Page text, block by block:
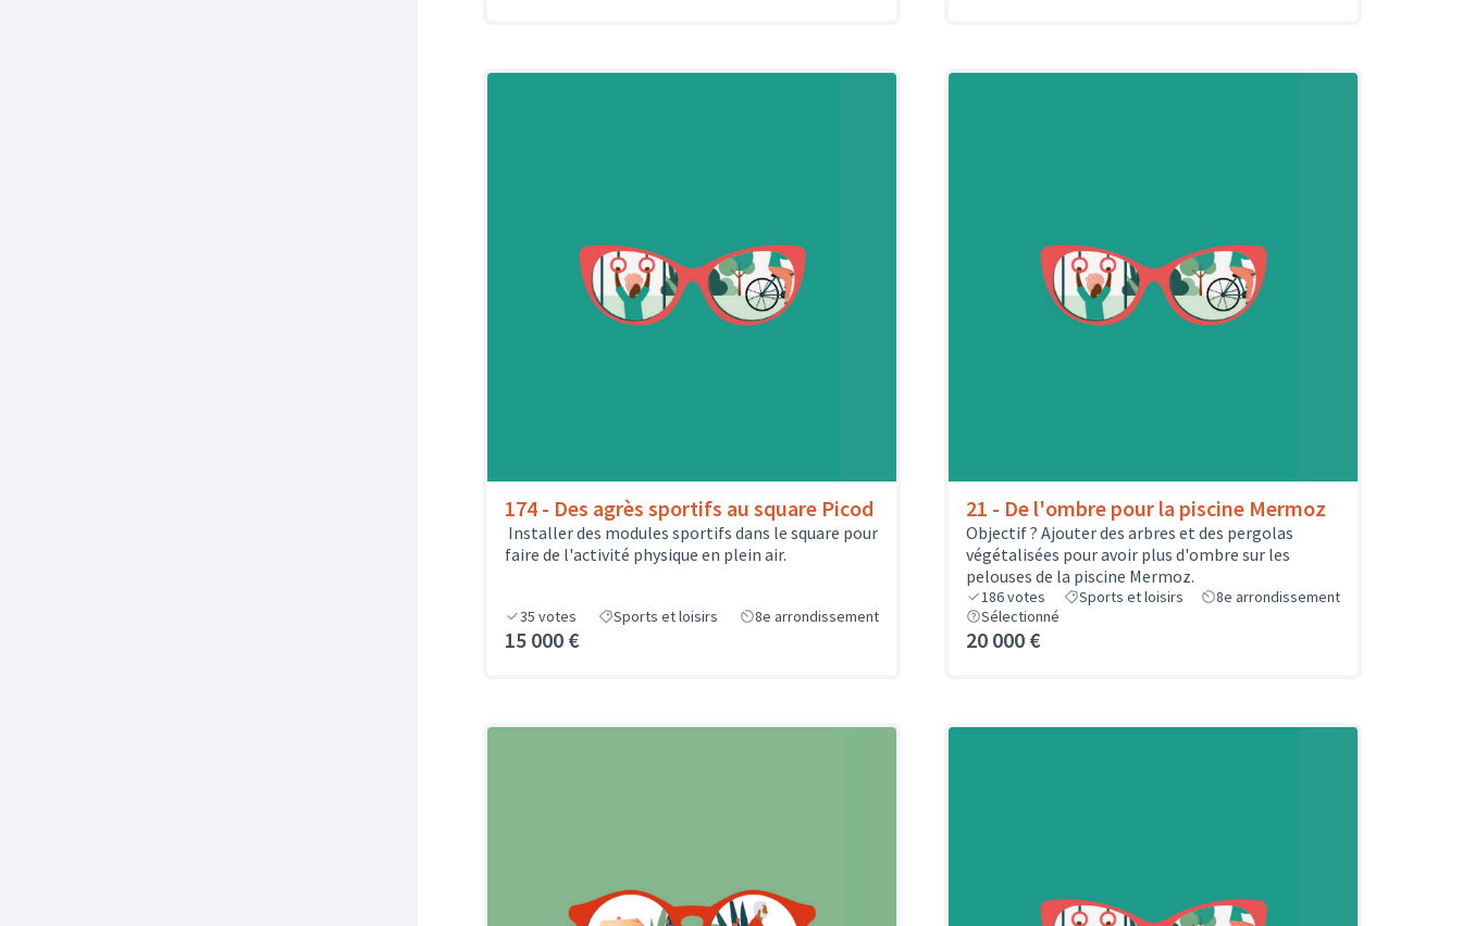
174 - Des agrès sportifs au square Picod
Installer des modules sportifs dans le square pour
faire de l'activité physique en plein air.
35 votes Sports et loisirs 8e arrondissement
15 000 €
21 - De l'ombre pour la piscine Mermoz
Objectif ? Ajouter des arbres et des pergolas
végétalisées pour avoir plus d'ombre sur les
pelouses de la piscine Mermoz.
186votes Sports et loisirs
8e arrondissement
Sélectionné
20 000 €